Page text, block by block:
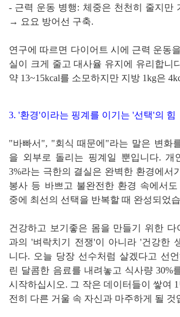
- 근력 운동 병행: 체중은 천천히 줄지만
→ 요요 방어선 구축.
연구에 따르면 다이어트 시에 근력 운동
실이 크게 줄고 대사율 유지에 유리합니
약 13~15kcal를 소모하지만 지방 1kg은
3. '환경'이라는 핑계를 이기는 '선택'의 힘
"바빠서", "회식 때문에"라는 말은 변화
을 외부로 돌리는 핑계일 뿐입니다. 개
3%라는 극한의 결실은 완벽한 환경에서
봉사 등 바쁘고 불완전한 환경 속에서
중에 최선의 선택을 반복할 때 완성되었
건강하고 보기좋은 몸을 만들기 위한 다
과의 '벼락치기 전쟁'이 아니라 '건강한
니다. 오늘 당장 선수처럼 살겠다고 선
린 달콤한 음료를 내려놓고 식사량 30%
시작하십시오. 그 작은 데이터들이 쌓여
전히 다른 거울 속 자신과 마주하게 될 것